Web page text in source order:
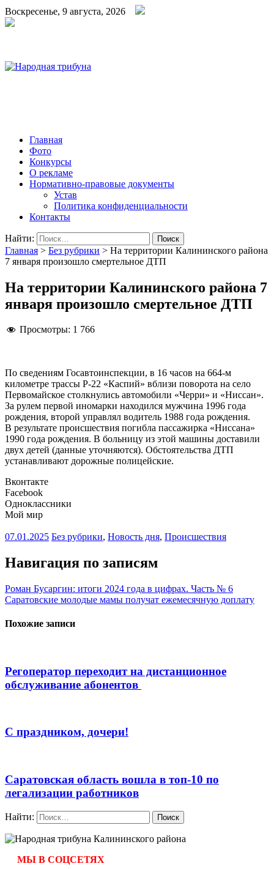
Воскресенье, 9 августа, 2026
Главная
Фото
Конкурсы
О рекламе
Нормативно-правовые документы
Устав
Политика конфиденциальности
Контакты
Найти:
Главная > Без рубрики > На территории Калининского района
7 января произошло смертельное ДТП
На территории Калининского района 7
января произошло смертельное ДТП
Просмотры: 1 766
По сведениям Госавтоинспекции, в 16 часов на 664-м
километре трассы Р-22 «Каспий» вблизи поворота на село
Первомайское столкнулись автомобили «Черри» и «Ниссан».
За рулем первой иномарки находился мужчина 1996 года
рождения, второй управлял водитель 1988 года рождения.
В результате происшествия погибла пассажирка «Ниссана»
1990 года рождения. В больницу из этой машины доставили
двух детей (данные уточняются). Обстоятельства ДТП
устанавливают дорожные полицейские.
Вконтакте
Facebook
Одноклассники
Мой мир
07.01.2025 Без рубрики, Новость дня, Происшествия
Навигация по записям
Роман Бусаргин: итоги 2024 года в цифрах. Часть № 6
Саратовские молодые мамы получат ежемесячную доплату
Похожие записи
Регоператор переходит на дистанционное
обслуживание абонентов
С праздником, дочери!
Саратовская область вошла в топ-10 по
легализации работников
Найти:
МЫ В СОЦСЕТЯХ